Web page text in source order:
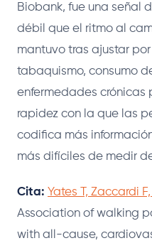
Biobank, fue una señal
débil que el ritmo al
mantuvo tras ajustar
tabaquismo, consumo
enfermedades crónicas
rapidez con la que las
codifica más
más difíciles de medir
Cita: Yates T, Zaccardi
Association of walking
with all-cause,